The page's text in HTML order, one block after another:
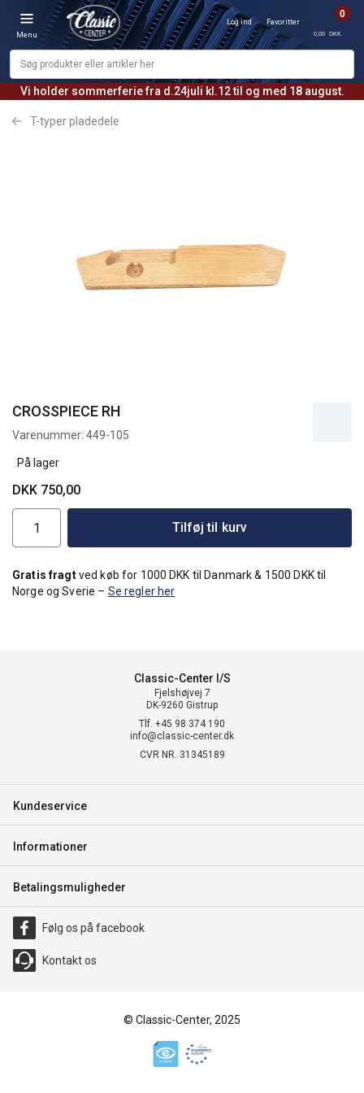
Vi holder sommerferie fra d.24juli kl.12 til og med 18 august.
Menu
Log ind Favoritter
0
0,00 DKK
T-typer pladedele
CROSSPIECE RH
Varenummer: 449-105
På lager
DKK 750,00
Tilføj til kurv
Gratis fragtved køb for 1000 DKK til Danmark & 1500 DKK til
Norge og Sverie – Se regler her
Classic-Center I/S
Fjelshøjvej 7
DK-9260 Gistrup
Tlf. +45 98 374 190
info@classic-center.dk
CVR NR. 31345189
Kundeservice
Informationer
Betalingsmuligheder
Følg os på facebook
Kontakt os
© Classic-Center, 2025